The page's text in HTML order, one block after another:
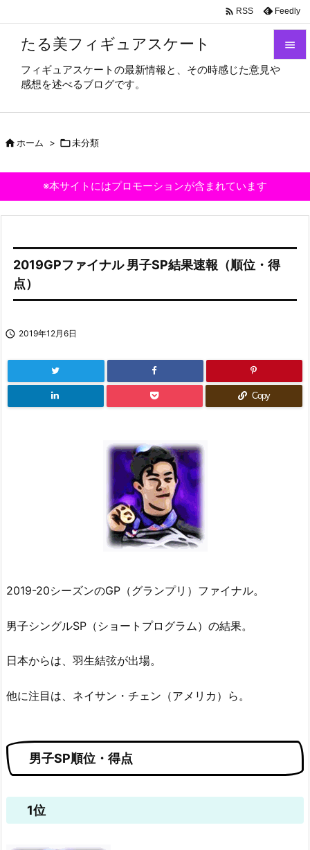
たる美フィギュアスケート
フィギュアスケートの最新情報と、その時感じた意見や
感想を述べるブログです。



 RSS Feedly
ホーム > 未分類
※本サイトにはプロモーションが含まれています
2019GPファイナル 男子SP結果速報（順位・得
点）
 2019年12月6日
Copy
2019-20シーズンのGP（グランプリ）ファイナル。
男子シングルSP（ショートプログラム）の結果。
日本からは、羽生結弦が出場。
他に注目は、ネイサン・チェン（アメリカ）ら。
男子SP順位・得点
1位